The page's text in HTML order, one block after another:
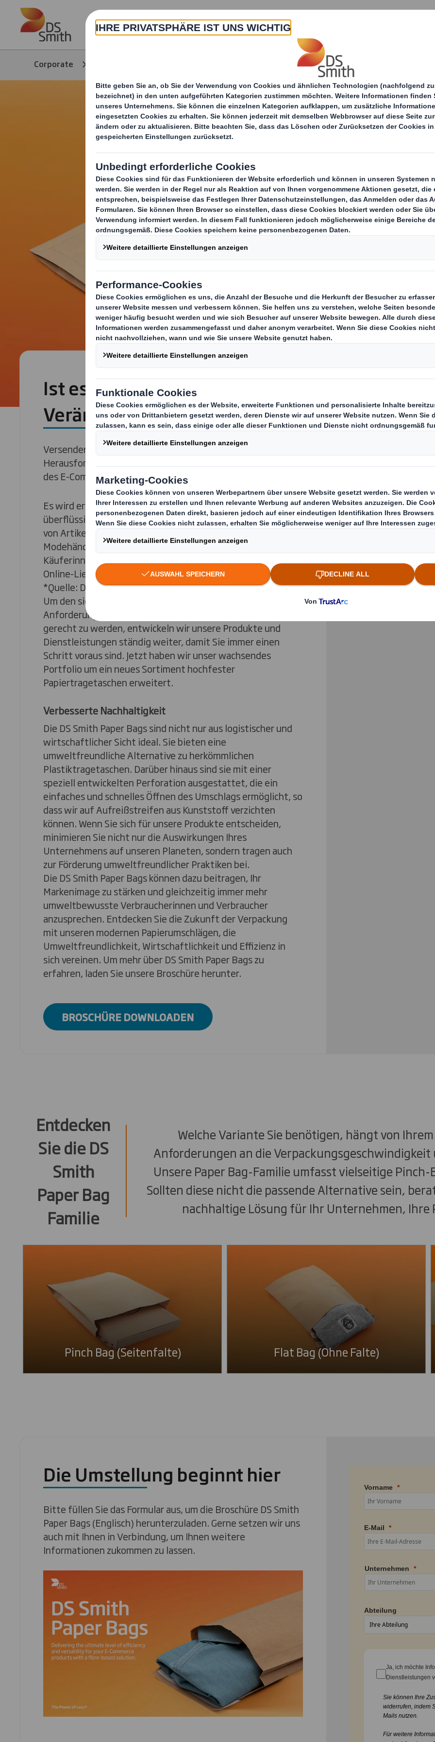
Skip to main content
Über uns
Corporate E-Commerce
DS
Maximale
Ist es nicht Zeit für
Veränderungen?
Versender:innen von DS Smith Paper Bags stellen sich den
Herausforderungen einer sich schnell entwickelnden Welt
des E-Commerce.
Es wird erwartet, dass bis 2030 mehr als 22 Milliarden
überflüssige Kunststoffversandtaschen für die Verpackung
von Artikeln verwendet werden, die von Online-
Modehändlern geliefert werden. 74 % der europäischen
Käuferinnen und Käufer sind der Meinung, dass Plastik bei
Online-Lieferungen schrittweise abgeschafft werden sollte.
*Quelle: DS Smith-Umfrage, Februar 2025
Um den sich ändernden Einkaufsgewohnheiten und den
Anforderungen eines dynamischen E-Commerce-Marktes
gerecht zu werden, entwickeln wir unsere Produkte und
Dienstleistungen ständig weiter, damit Sie immer einen
Schritt voraus sind. Jetzt haben wir unser wachsendes
Portfolio um ein neues Sortiment hochfester
Papiertragetaschen erweitert.
Verbesserte Nachhaltigkeit
Die DS Smith Paper Bags sind nicht nur aus logistischer und
wirtschaftlicher Sicht ideal. Sie bieten eine
umweltfreundliche Alternative zu herkömmlichen
Plastiktragetaschen. Darüber hinaus sind sie mit einer
speziell entwickelten Perforation ausgestattet, die ein
einfaches und schnelles Öffnen des Umschlags ermöglicht, so
dass wir auf Aufreißstreifen aus Kunststoff verzichten
können. Wenn Sie sich für unsere Produkte entscheiden,
minimieren Sie nicht nur die Auswirkungen Ihres
Unternehmens auf unseren Planeten, sondern tragen auch
zur Förderung umweltfreundlicher Praktiken bei.
Die DS Smith Paper Bags können dazu beitragen, Ihr
Markenimage zu stärken und gleichzeitig immer mehr
umweltbewusste Verbraucherinnen und Verbraucher
anzusprechen. Entdecken Sie die Zukunft der Verpackung
mit unseren modernen Papierumschlägen, die
Umweltfreundlichkeit, Wirtschaftlichkeit und Effizienz in
sich vereinen. Um mehr über DS Smith Paper Bags zu
erfahren, laden Sie unsere Broschüre herunter.
BROSCHÜRE DOWNLOADEN
Carousel. Use
Klicken Sie zum
Entdecken
Sie die DS
Smith
Paper Bag
Familie
Welche Variante Sie benötigen, hängt von
Anforderungen an die Verpackungsgeschwindigkeit
Unsere Paper Bag-Familie umfasst vielseitige
Sollten diese nicht die passende Alternative sein,
nachhaltige Lösung für Ihr Unternehmen, Ihre
Pinch Bag (Seitenfalte) Flat Bag (Ohne Falte)
Die Umstellung beginnt hier
Bitte füllen Sie das Formular aus, um die Broschüre DS Smith
Paper Bags (Englisch) herunterzuladen. Gerne setzen wir uns
auch mit Ihnen in Verbindung, um Ihnen weitere
Informationen zukommen zu lassen.
Vorname
E-Mail
Unternehmen
Abteilung
Ja, ich möchte
Dienstleistungen
Sie können Ihre
widerrufen, indem
Mails nutzen.
Für weitere